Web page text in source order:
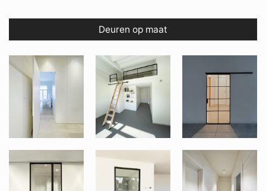
Deuren op maat